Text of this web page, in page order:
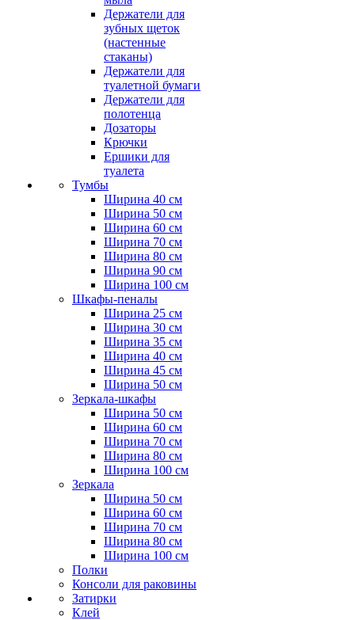
Держатели для
зубных щеток
(настенные
стаканы)
Держатели для
туалетной бумаги
Держатели для
полотенца
Дозаторы
Крючки
Ершики для
туалета
Тумбы
Ширина 40 см
Ширина 50 см
Ширина 60 см
Ширина 70 см
Ширина 80 см
Ширина 90 см
Ширина 100 см
Шкафы-пеналы
Ширина 25 см
Ширина 30 см
Ширина 35 см
Ширина 40 см
Ширина 45 см
Ширина 50 см
Зеркала-шкафы
Ширина 50 см
Ширина 60 см
Ширина 70 см
Ширина 80 см
Ширина 100 см
Зеркала
Ширина 50 см
Ширина 60 см
Ширина 70 см
Ширина 80 см
Ширина 100 см
Полки
Консоли для раковины
Затирки
Клей